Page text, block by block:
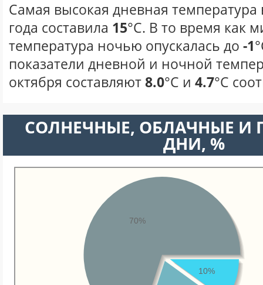
Самая высокая дневная температура
года составила 15°С. В то время как
температура ночью опускалась до -1
показатели дневной и ночной
октября составляют8.0°С и 4.7°С
CОЛНЕЧНЫЕ, ОБЛАЧНЫЕ И
ДНИ, %
10%
70%